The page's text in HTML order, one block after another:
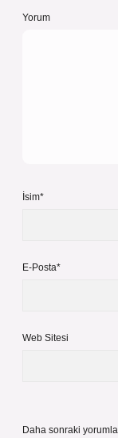
Yorum
İsim*
E-Posta*
Web Sitesi
Daha sonraki